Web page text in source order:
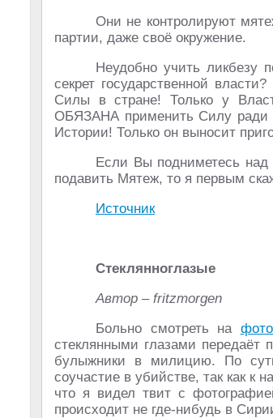
Они не контролируют
партии, даже своё окружение.
Неудобно учить ликбезу
секрет государственной
Силы в стране! Только у
ОБЯЗАНА применить Силу ради
Истории! Только он выносит
Если Вы подниметесь
подавить Мятеж, то я первым
Источник
Стеклянноглазые
Автор – fritzmorgen
Больно смотреть на
стеклянными глазами
булыжники в милицию. По
соучастие в убийстве, так как к
что я видел твит с
происходит не где-нибудь в